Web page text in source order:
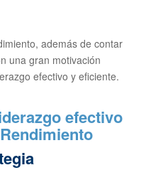
además de contar
una gran motivación
efectivo y eficiente.
efectivo